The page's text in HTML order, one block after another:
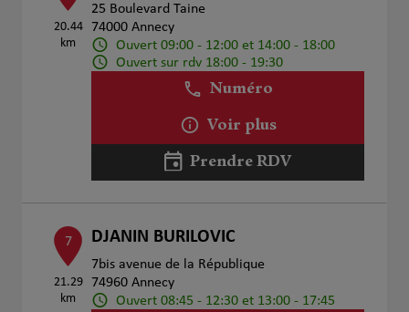
20.44
km
25 Boulevard Taine
74000 Annecy
Ouvert 09:00 - 12:00 et 14:00 - 18:00
Ouvert sur rdv 18:00 - 19:30
Numéro
Voir plus
Prendre RDV
7
21.29
km
DJANIN BURILOVIC
7bis avenue de la République
74960 Annecy
Ouvert 08:45 - 12:30 et 13:00 - 17:45